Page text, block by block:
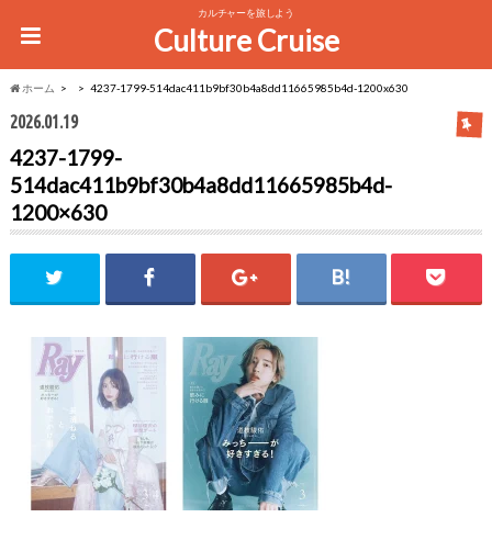
カルチャーを旅しよう
Culture Cruise
ホーム 4237-1799-514dac411b9bf30b4a8dd11665985b4d-1200x630
2026.01.19
4237-1799-
514dac411b9bf30b4a8dd11665985b4d-
1200×630